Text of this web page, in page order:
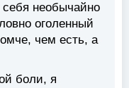
себя необычайно
оголенный
чем есть, а
боли, я